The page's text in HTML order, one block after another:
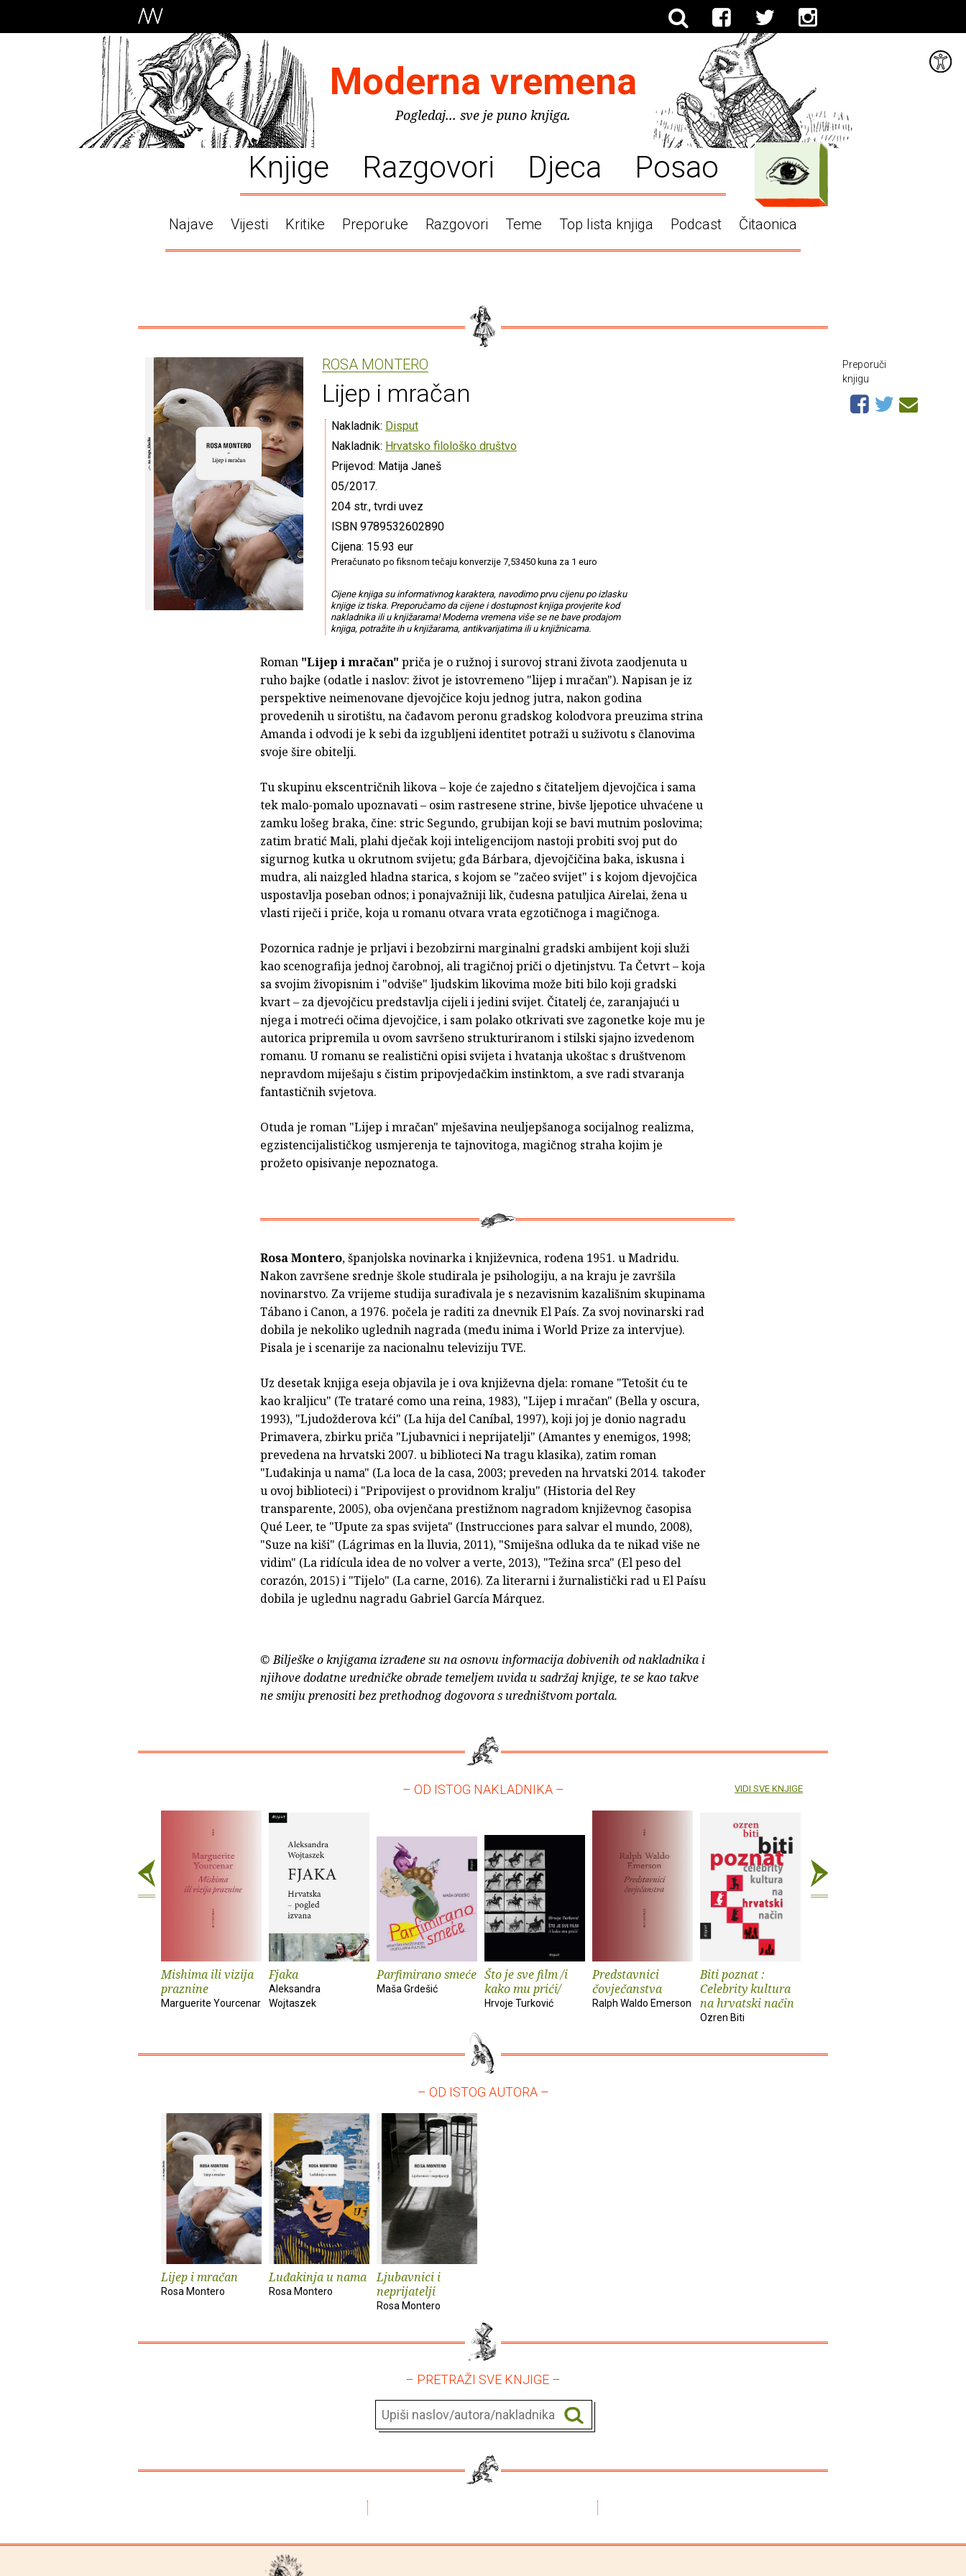
Moderna vremena
Pogledaj... sve je puno knjiga.
Knjige Razgovori Djeca Posao
Najave Vijesti Kritike Preporuke Razgovori Teme Top lista knjiga Podcast Čitaonica
ROSA MONTERO
Lijep i mračan
Nakladnik: Disput
Nakladnik: Hrvatsko filološko društvo
Prijevod: Matija Janeš
05/2017.
204 str., tvrdi uvez
ISBN 9789532602890
Cijena: 15.93 eur
Preračunato po fiksnom tečaju konverzije 7,53450 kuna za 1 euro
Cijene knjiga su informativnog karaktera, navodimo prvu cijenu po izlasku
knjige iz tiska. Preporučamo da cijene i dostupnost knjiga provjerite kod
nakladnika ili u knjižarama! Moderna vremena više se ne bave prodajom
knjiga, potražite ih u knjižarama, antikvarijatima ili u knjižnicama.
Roman "Lijep i mračan" priča je o ružnoj i surovoj strani života zaodjenuta u
ruho bajke (odatle i naslov: život je istovremeno "lijep i mračan"). Napisan je iz
perspektive neimenovane djevojčice koju jednog jutra, nakon godina
provedenih u sirotištu, na čađavom peronu gradskog kolodvora preuzima strina
Amanda i odvodi je k sebi da izgubljeni identitet potraži u suživotu s članovima
svoje šire obitelji.
Tu skupinu ekscentričnih likova – koje će zajedno s čitateljem djevojčica i sama
tek malo-pomalo upoznavati – osim rastresene strine, bivše ljepotice uhvaćene u
zamku lošeg braka, čine: stric Segundo, grubijan koji se bavi mutnim poslovima;
zatim bratić Mali, plahi dječak koji inteligencijom nastoji probiti svoj put do
sigurnog kutka u okrutnom svijetu; gđa Bárbara, djevojčičina baka, iskusna i
mudra, ali naizgled hladna starica, s kojom se "začeo svijet" i s kojom djevojčica
uspostavlja poseban odnos; i ponajvažniji lik, čudesna patuljica Airelai, žena u
vlasti riječi i priče, koja u romanu otvara vrata egzotičnoga i magičnoga.
Pozornica radnje je prljavi i bezobzirni marginalni gradski ambijent koji služi
kao scenografija jednoj čarobnoj, ali tragičnoj priči o djetinjstvu. Ta Četvrt – koja
sa svojim živopisnim i "odviše" ljudskim likovima može biti bilo koji gradski
kvart – za djevojčicu predstavlja cijeli i jedini svijet. Čitatelj će, zaranjajući u
njega i motreći očima djevojčice, i sam polako otkrivati sve zagonetke koje mu je
autorica pripremila u ovom savršeno strukturiranom i stilski sjajno izvedenom
romanu. U romanu se realistični opisi svijeta i hvatanja ukoštac s društvenom
nepravdom miješaju s čistim pripovjedačkim instinktom, a sve radi stvaranja
fantastičnih svjetova.
Otuda je roman "Lijep i mračan" mješavina neuljepšanoga socijalnog realizma,
egzistencijalističkog usmjerenja te tajnovitoga, magičnog straha kojim je
prožeto opisivanje nepoznatoga.
Rosa Montero, španjolska novinarka i književnica, rođena 1951. u Madridu.
Nakon završene srednje škole studirala je psihologiju, a na kraju je završila
novinarstvo. Za vrijeme studija surađivala je s nezavisnim kazališnim skupinama
Tábano i Canon, a 1976. počela je raditi za dnevnik El País. Za svoj novinarski rad
dobila je nekoliko uglednih nagrada (među inima i World Prize za intervjue).
Pisala je i scenarije za nacionalnu televiziju TVE.
Uz desetak knjiga eseja objavila je i ova književna djela: romane "Tetošit ću te
kao kraljicu" (Te trataré como una reina, 1983), "Lijep i mračan" (Bella y oscura,
1993), "Ljudožderova kći" (La hija del Caníbal, 1997), koji joj je donio nagradu
Primavera, zbirku priča "Ljubavnici i neprijatelji" (Amantes y enemigos, 1998;
prevedena na hrvatski 2007. u biblioteci Na tragu klasika), zatim roman
"Luđakinja u nama" (La loca de la casa, 2003; preveden na hrvatski 2014. također
u ovoj biblioteci) i "Pripovijest o providnom kralju" (Historia del Rey
transparente, 2005), oba ovjenčana prestižnom nagradom književnog časopisa
Qué Leer, te "Upute za spas svijeta" (Instrucciones para salvar el mundo, 2008),
"Suze na kiši" (Lágrimas en la lluvia, 2011), "Smiješna odluka da te nikad više ne
vidim" (La ridícula idea de no volver a verte, 2013), "Težina srca" (El peso del
corazón, 2015) i "Tijelo" (La carne, 2016). Za literarni i žurnalistički rad u El Paísu
dobila je uglednu nagradu Gabriel García Márquez.
© Bilješke o knjigama izrađene su na osnovu informacija dobivenih od nakladnika i
njihove dodatne uredničke obrade temeljem uvida u sadržaj knjige, te se kao takve
ne smiju prenositi bez prethodnog dogovora s uredništvom portala.
Preporuči
knjigu
– OD ISTOG NAKLADNIKA –
Mishima ili vizija
praznine
Marguerite Yourcenar
Fjaka
Aleksandra
Wojtaszek
Parfimirano smeće
Maša Grdešić
Što je sve film /i
kako mu prići/
Hrvoje Turković
Predstavnici
čovječanstva
Ralph Waldo Emerson
Biti poznat :
Celebrity kultura
na hrvatski način
Ozren Biti
VIDI SVE KNJIGE
– OD ISTOG AUTORA –
Lijep i mračan
Rosa Montero
Luđakinja u nama
Rosa Montero
Ljubavnici i
neprijatelji
Rosa Montero
– PRETRAŽI SVE KNJIGE –